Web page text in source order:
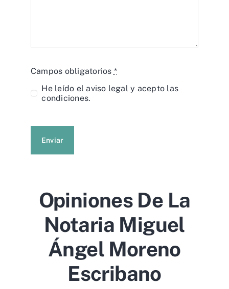
Campos obligatorios *
He leído elaviso legal y acepto las
condiciones.
Enviar
Opiniones De La
Notaria Miguel
Ángel Moreno
Escribano